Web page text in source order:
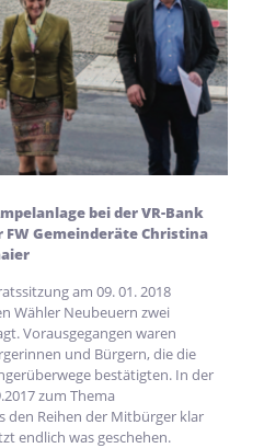
bei der VR-Bank
Gemeinderäte Christina
am 09. 01. 2018
Wähler Neubeuern zwei
Vorausgegangen waren
und Bürgern, die die
bestätigten. In der
zum Thema
den Reihen der Mitbürger klar
endlich was geschehen.